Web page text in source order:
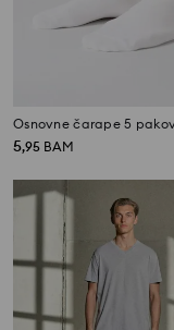
Osnovne čarape 5
5,95 BAM